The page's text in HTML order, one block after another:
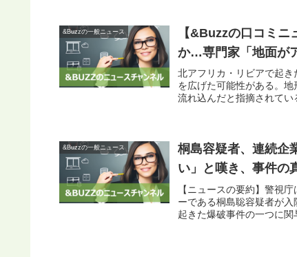
&Buzzの一般ニュース
【&Buzzの口コミ
か…専門家「地面が
北アフリカ・リビアで起
を広げた可能性がある。
流れ込んだと指摘されてい
&Buzzの一般ニュース
桐島容疑者、連続企
い」と嘆き、事件の
【ニュースの要約】警視
ーである桐島聡容疑者が
起きた爆破事件の一つに関